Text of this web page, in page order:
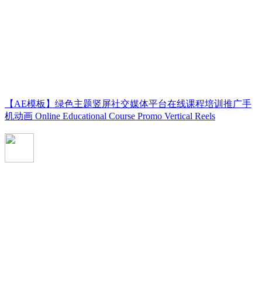
【AE模板】绿色主题竖屏社交媒体平台在线课程培训推广手
机动画 Online Educational Course Promo Vertical Reels